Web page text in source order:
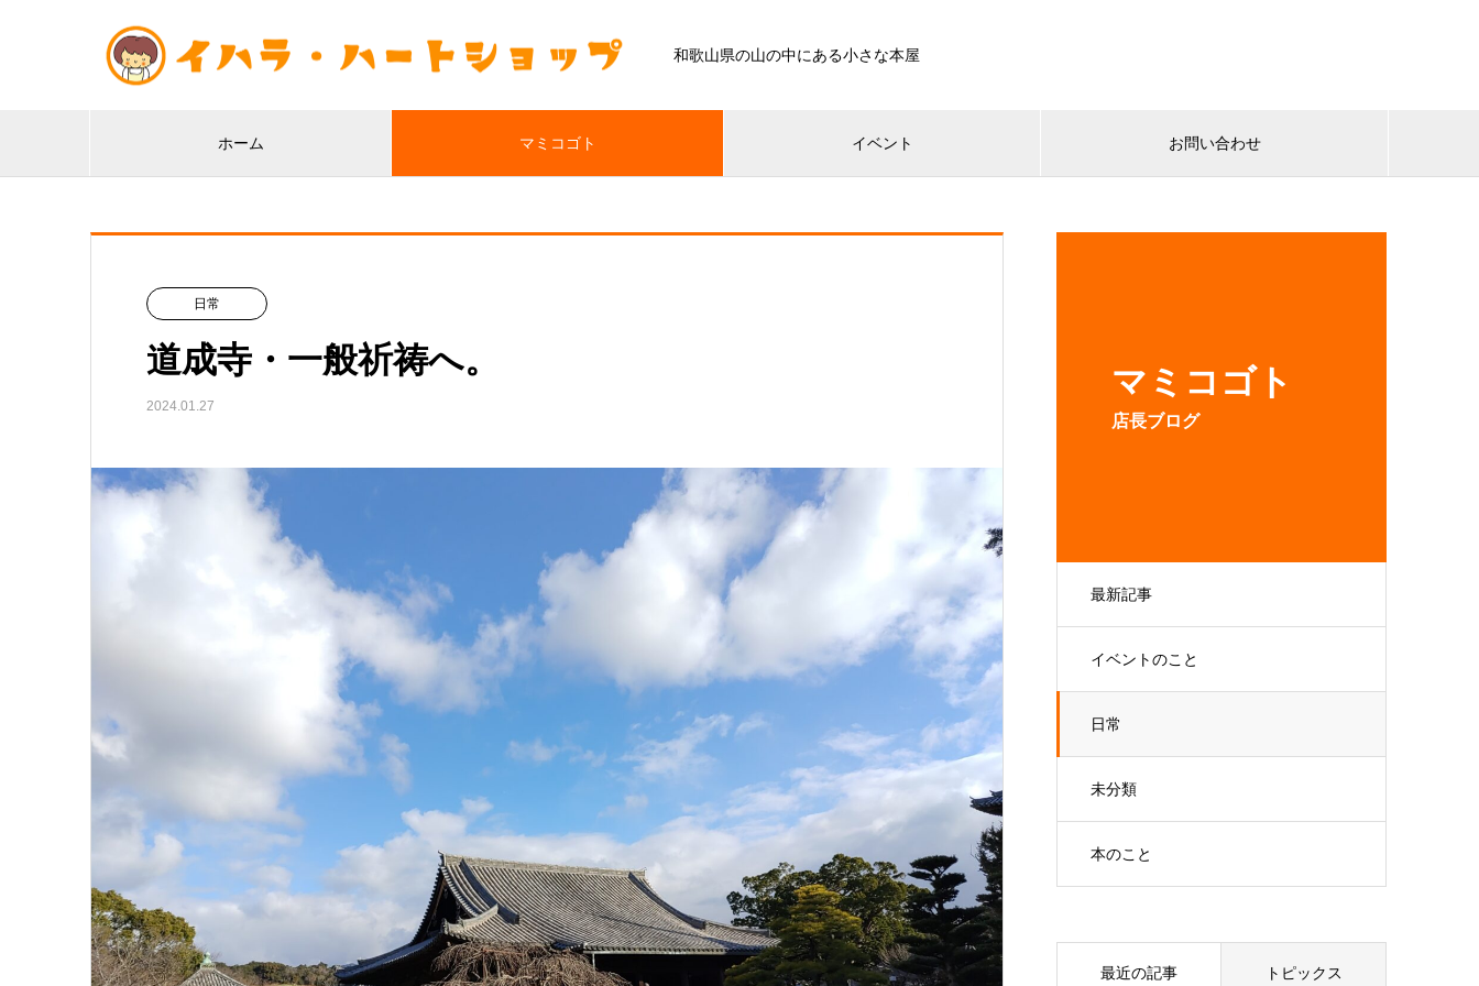
和歌山県の山の中にある小さな本屋
ホーム マミコゴト イベント お問い合わせ
マミコゴト
店長ブログ
最新記事
イベントのこと
日常
未分類
本のこと
日常
道成寺・一般祈祷へ。
2024.01.27
最近の記事 トピックス